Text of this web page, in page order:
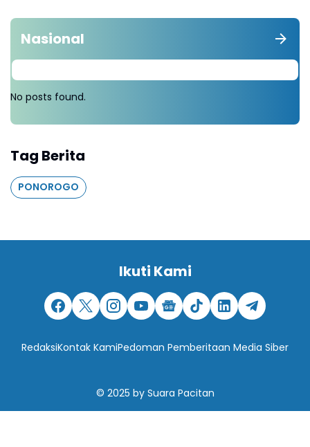
Nasional
No posts found.
Tag Berita
PONOROGO
Ikuti Kami
RedaksiKontak KamiPedoman Pemberitaan Media Siber
© 2025 by Suara Pacitan